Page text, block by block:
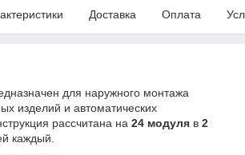
Доставка Оплата
для наружного монтажа
изделий и автоматических
рассчитана на 24 модуля в 2
каждый.